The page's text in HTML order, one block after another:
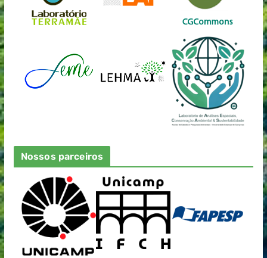
Nossos parceiros